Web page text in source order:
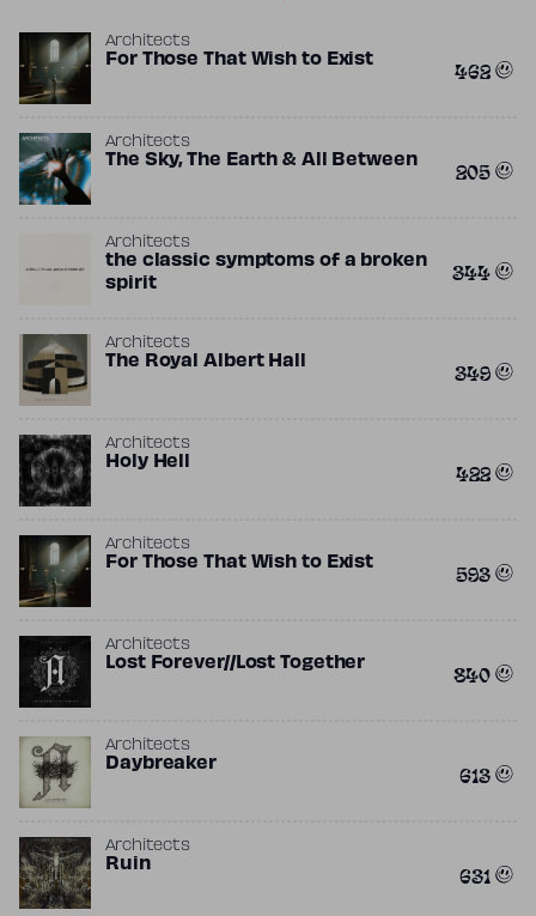
Architects
For Those That Wish to Exist 462
Architects
The Sky, The Earth & All Between 205
Architects
the classic symptoms of a broken
spirit
344
Architects
The Royal Albert Hall 349
Architects
Holy Hell 422
Architects
For Those That Wish to Exist 593
Architects
Lost Forever//Lost Together 840
Architects
Daybreaker 613
Architects
Ruin 631